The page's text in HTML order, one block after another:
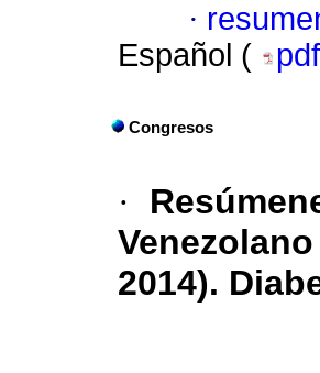
·
Español (
pdf
Congresos
·
2014).